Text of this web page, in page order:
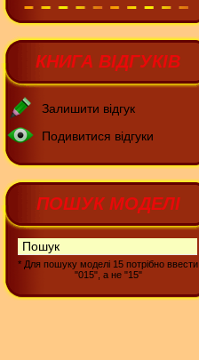
КНИГА ВІДГУКІВ
Залишити відгук
Подивитися відгуки
ПОШУК МОДЕЛІ
* Для пошуку моделі 15 потрібно ввести
"015", а не "15"